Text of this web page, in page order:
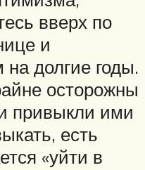
вверх по
и
на долгие годы.
осторожны
привыкли ими
есть
«уйти в